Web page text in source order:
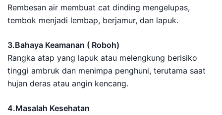
Rembesan air membuat cat dinding mengelupas,
tembok menjadi lembap, berjamur, dan lapuk.
3.Bahaya Keamanan ( Roboh)
Rangka atap yang lapuk atau melengkung berisiko
tinggi ambruk dan menimpa penghuni, terutama saat
hujan deras atau angin kencang.
4.Masalah Kesehatan